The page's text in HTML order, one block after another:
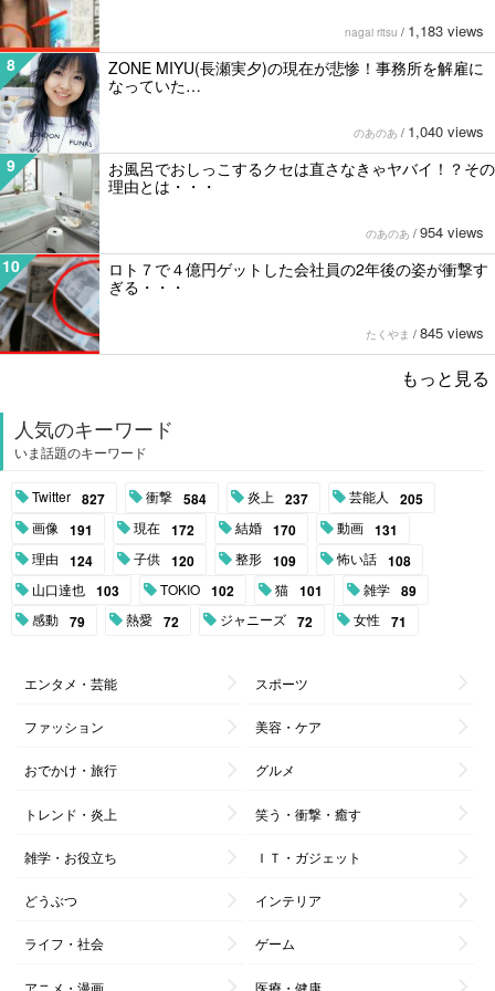
nagai ritsu / 1,183 views
8
ZONE MIYU(長瀬実夕)の現在が悲惨！事務所を解雇に
なっていた…
のあのあ / 1,040 views
9
お風呂でおしっこするクセは直さなきゃヤバイ！？その
理由とは・・・
のあのあ / 954 views
10
ロト７で４億円ゲットした会社員の2年後の姿が衝撃す
ぎる・・・
たくやま / 845 views
もっと見る
人気のキーワード
いま話題のキーワード
Twitter 827 衝撃 584 炎上 237 芸能人 205
画像 191 現在 172 結婚 170 動画 131
理由 124 子供 120 整形 109 怖い話 108
山口達也 103 TOKIO 102 猫 101 雑学 89
感動 79 熱愛 72 ジャニーズ 72 女性 71
エンタメ・芸能 スポーツ
ファッション 美容・ケア
おでかけ・旅行 グルメ
トレンド・炎上 笑う・衝撃・癒す
雑学・お役立ち ＩＴ・ガジェット
どうぶつ インテリア
ライフ・社会 ゲーム
アニメ・漫画 医療・健康